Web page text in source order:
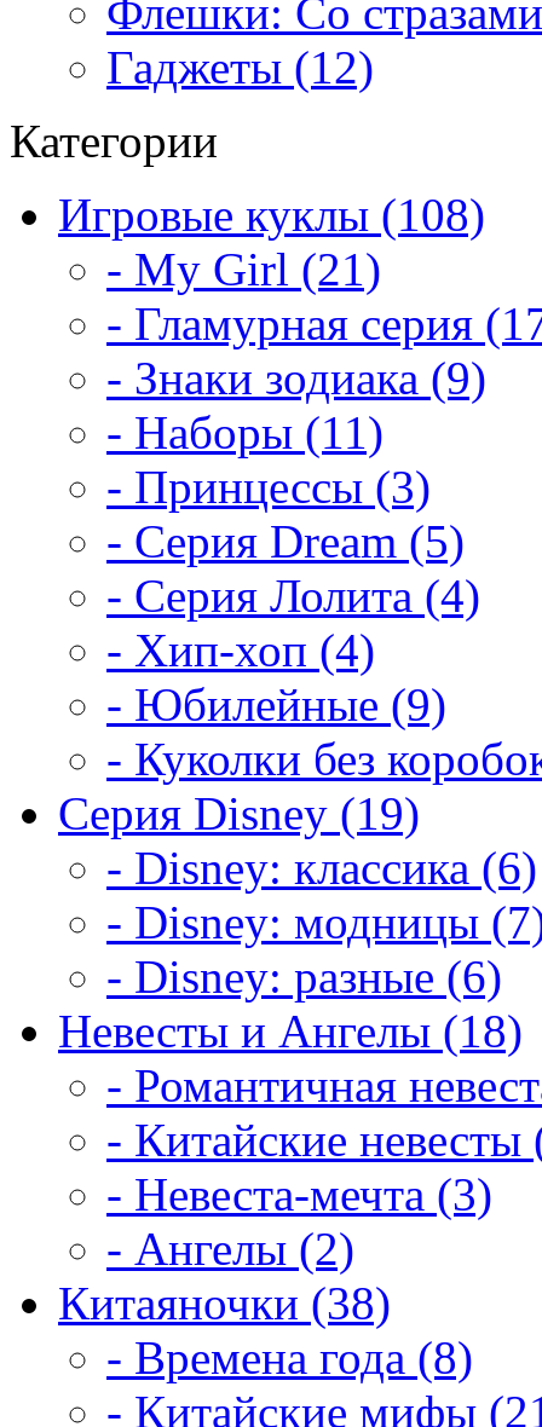
Флешки: Со
Гаджеты (12)
Категории
Игровые куклы (108)
- My Girl (21)
- Гламурная серия
- Знаки зодиака (9)
- Наборы (11)
- Принцессы (3)
- Серия Dream (5)
- Серия Лолита (4)
- Хип-хоп (4)
- Юбилейные (9)
- Куколки без
Серия Disney (19)
- Disney: классика (6)
- Disney: модницы
- Disney: разные (6)
Невесты и Ангелы (18)
- Романтичная
- Китайские невесты
- Невеста-мечта (3)
- Ангелы (2)
Китаяночки (38)
- Времена года (8)
- Китайские мифы